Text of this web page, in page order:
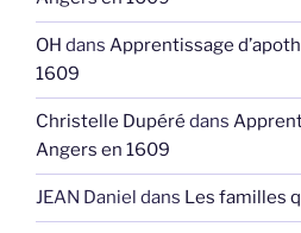
OH dans Apprentissage
1609
Christelle Dupéré dans
Angers en 1609
JEAN Daniel dans Les familles